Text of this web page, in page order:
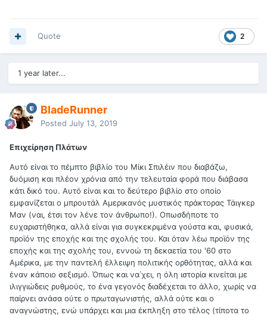
2
Quote
1 year later...
BladeRunner
Posted July 13, 2019
Επιχείρηση Πλάτων
Αυτό είναι το πέμπτο βιβλίο του Μίκι Σπιλέιν που διαβάζω,
δυόμιση και πλέον χρόνια από την τελευταία φορά που διάβασα
κάτι δικό του. Αυτό είναι και το δεύτερο βιβλίο στο οποίο
εμφανίζεται ο μπρουτάλ Αμερικανός μυστικός πράκτορας Τάιγκερ
Μαν (ναι, έτσι τον λένε τον άνθρωπο!). Οπωσδήποτε το
ευχαριστήθηκα, αλλά είναι για συγκεκριμένα γούστα και, φυσικά,
προϊόν της εποχής και της σχολής του. Και όταν λέω προϊόν της
εποχής και της σχολής του, εννοώ τη δεκαετία του '60 στο
Αμέρικα, με την παντελή έλλειψη πολιτικής ορθότητας, αλλά και
έναν κάποιο σεξισμό. Όπως και να΄χει, η όλη ιστορία κινείται με
ιλιγγιώδεις ρυθμούς, το ένα γεγονός διαδέχεται το άλλο, χωρίς να
παίρνει ανάσα ούτε ο πρωταγωνιστής, αλλά ούτε και ο
αναγνώστης, ενώ υπάρχει και μια έκπληξη στο τέλος (τίποτα το